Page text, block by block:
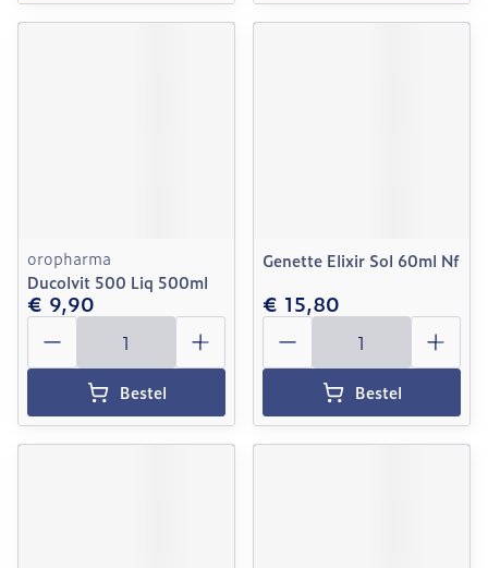
oropharma
Ducolvit 500 Liq 500ml
€ 9,90
Aantal
Bestel
Genette Elixir Sol 60ml Nf
€ 15,80
Aantal
Bestel